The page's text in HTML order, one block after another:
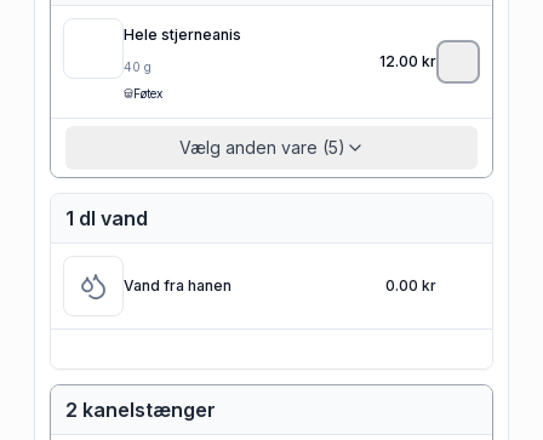
Hele stjerneanis
40 g
Føtex
12.00 kr
Vælg anden vare (5)
1 dl vand
Vand fra hanen 0.00 kr
2 kanelstænger